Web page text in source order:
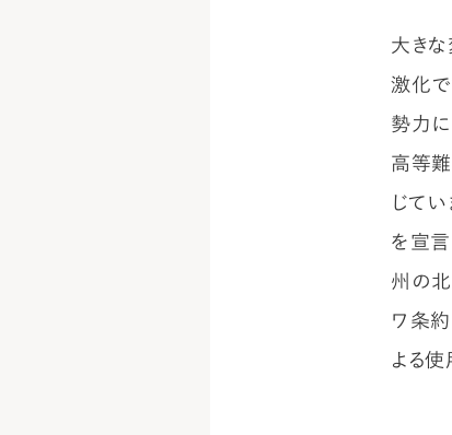
大き
激化
勢力
高等
じて
を宣
州の
ワ条
よる使